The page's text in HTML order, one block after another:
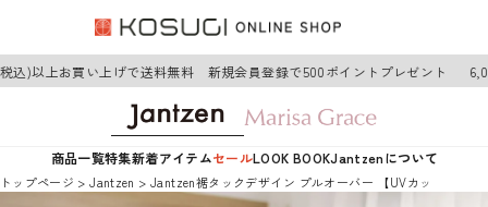
)以上お買い上げで送料無料 新規会員登録で500ポイントプレゼント
商品一覧特集新着アイテムセールLOOK BOOKJantzenについて
トップページ Jantzen Jantzen裾タックデザイン プルオーバー 【UVカット/吸水